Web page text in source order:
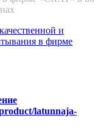
latunnaja-